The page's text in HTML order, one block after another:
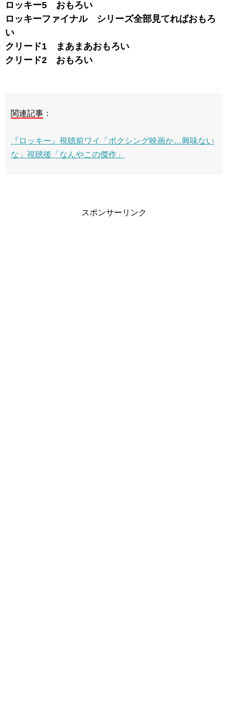
ロッキー5 おもろい
ロッキーファイナル シリーズ全部見てればおもろ
い
クリード1 まあまあおもろい
クリード2 おもろい
関連記事 ：
『ロッキー』視聴前ワイ「ボクシング映画か…興味ない
な」視聴後「なんやこの傑作」
スポンサーリンク